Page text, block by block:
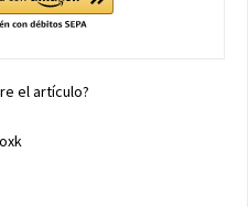
el artículo?